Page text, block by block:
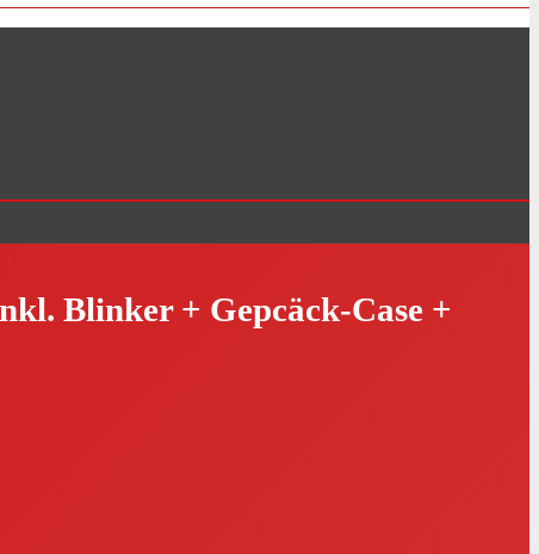
Blinker + Gepcäck-Case +